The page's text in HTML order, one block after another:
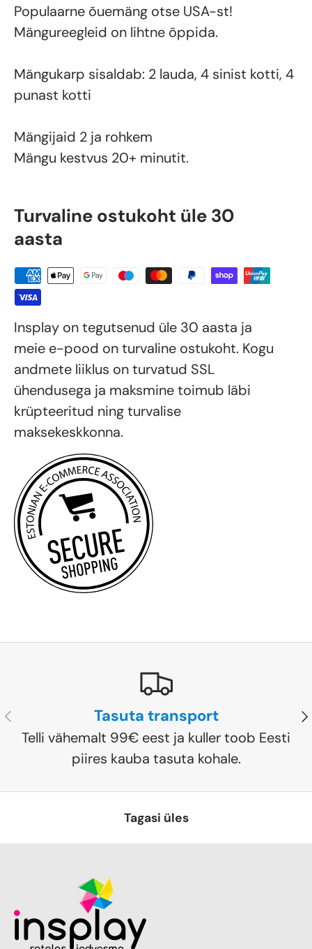
Populaarne õuemäng otse USA-st!
Mängureegleid on lihtne õppida.
Mängukarp sisaldab: 2 lauda, 4 sinist kotti, 4
punast kotti
Mängijaid 2 ja rohkem
Mängu kestvus 20+ minutit.
Turvaline ostukoht üle 30
aasta
Insplay on tegutsenud üle 30 aasta ja
meie e-pood on turvaline ostukoht. Kogu
andmete liiklus on turvatud SSL
ühendusega ja maksmine toimub läbi
krüpteeritud ning turvalise
maksekeskkonna.
Eelmine Tasuta transport
Telli vähemalt 99€ eest ja kuller toob Eesti
piires kauba tasuta kohale.
Tagasi üles